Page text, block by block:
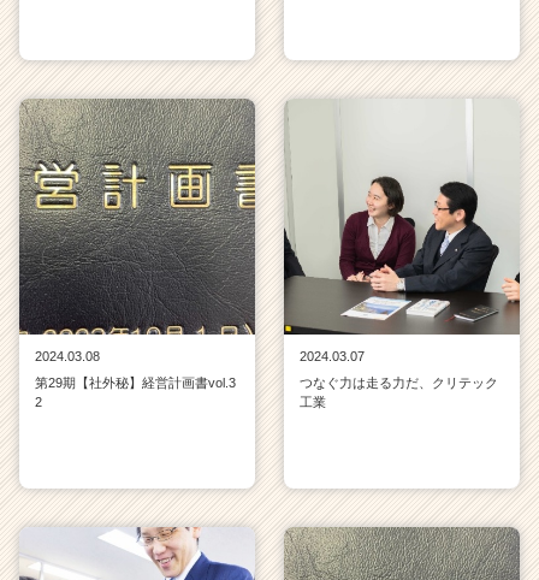
2024.03.08
第29期【社外秘】経営計画書vol.3
2
2024.03.07
つなぐ力は走る力だ、クリテック
工業